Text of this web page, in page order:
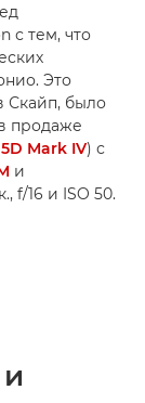
с тем, что
Это
Скайп, было
продаже
Mark IV) с
и
f/16 и ISO 50.